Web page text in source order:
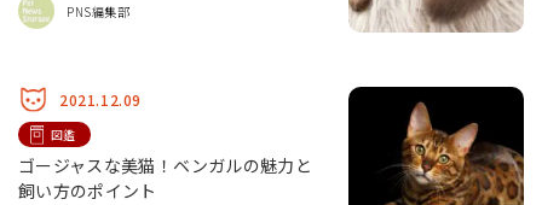
PNS編集部
2021.12.09
図鑑
ゴージャスな美猫！ベンガルの魅力と
飼い方のポイント